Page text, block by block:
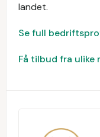
landet.
Se full
Få tilbud fra ulike